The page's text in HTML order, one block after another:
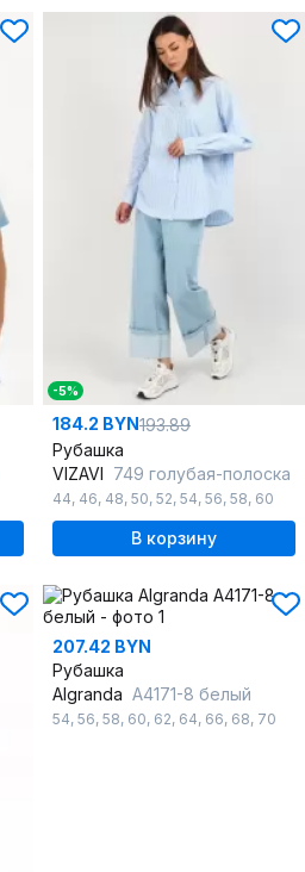
-5%
184.2 BYN193.89
Рубашка
VIZAVI 749 голубая-полоска
44, 46, 48, 50, 52, 54, 56, 58, 60
В корзину
207.42 BYN
Рубашка
Algranda A4171-8 белый
54, 56, 58, 60, 62, 64, 66, 68, 70